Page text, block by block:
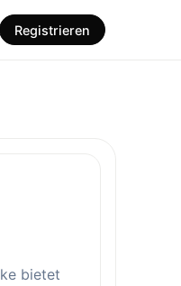
Registrieren
bietet